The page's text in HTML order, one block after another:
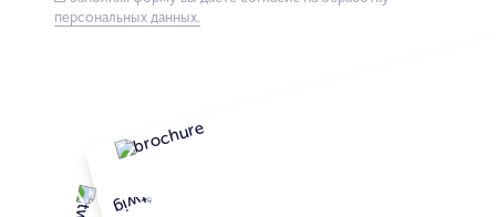
персональных данных.